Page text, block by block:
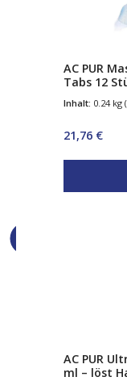
AC PUR
Tabs 12
entfernt
Inhalt: 0.24 kg
Regulärer
21,76 €
AC PUR
ml – löst